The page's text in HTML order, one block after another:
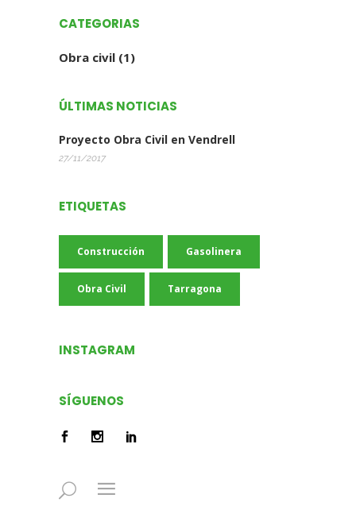
CATEGORIAS
Obra civil (1)
ÚLTIMAS NOTICIAS
Proyecto Obra Civil en Vendrell
27/11/2017
ETIQUETAS
Construcción Gasolinera
Obra Civil Tarragona
INSTAGRAM
SÍGUENOS